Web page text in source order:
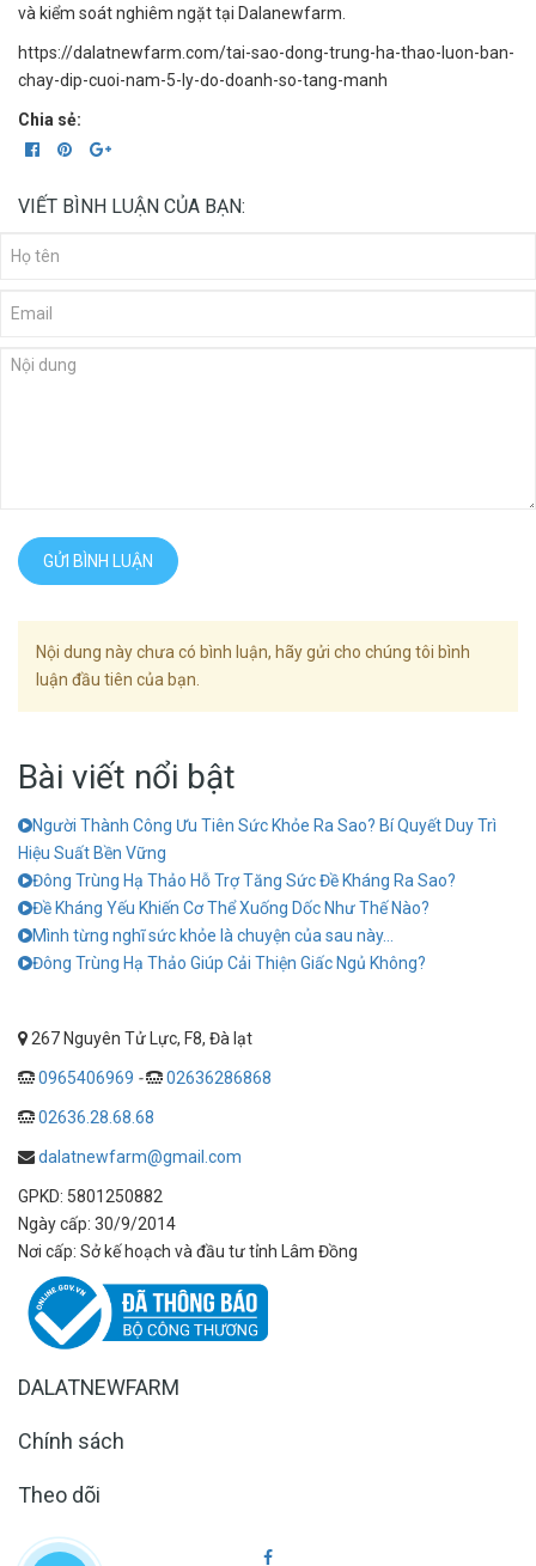
và kiểm soát nghiêm ngặt tại Dalanewfarm.
https://dalatnewfarm.com/tai-sao-dong-trung-ha-thao-luon-ban-
chay-dip-cuoi-nam-5-ly-do-doanh-so-tang-manh
Chia sẻ:
VIẾT BÌNH LUẬN CỦA BẠN:
GỬI BÌNH LUẬN
Nội dung này chưa có bình luận, hãy gửi cho chúng tôi bình
luận đầu tiên của bạn.
Bài viết nổi bật
Người Thành Công Ưu Tiên Sức Khỏe Ra Sao? Bí Quyết Duy Trì
Hiệu Suất Bền Vững
Đông Trùng Hạ Thảo Hỗ Trợ Tăng Sức Đề Kháng Ra Sao?
Đề Kháng Yếu Khiến Cơ Thể Xuống Dốc Như Thế Nào?
Mình từng nghĩ sức khỏe là chuyện của sau này…
Đông Trùng Hạ Thảo Giúp Cải Thiện Giấc Ngủ Không?
267 Nguyên Tử Lực, F8, Đà lạt
0965406969 - 02636286868
02636.28.68.68
dalatnewfarm@gmail.com
GPKD: 5801250882
Ngày cấp: 30/9/2014
Nơi cấp: Sở kế hoạch và đầu tư tỉnh Lâm Đồng
DALATNEWFARM
Chính sách
Theo dõi